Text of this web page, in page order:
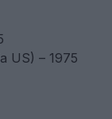
US) – 1975